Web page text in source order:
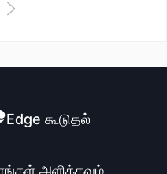
Edge கூடுதல்
அளிக்கவும்